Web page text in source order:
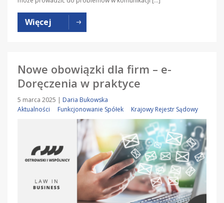
Więcej
Nowe obowiązki dla firm – e-
Doręczenia w praktyce
5 marca 2025 | Daria Bukowska
Aktualności
Funkcjonowanie Spółek Krajowy Rejestr Sądowy